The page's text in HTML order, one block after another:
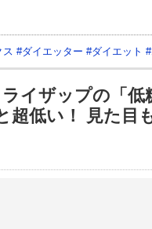
#ダイエッター #ダイエット #
ライザップの「
超低い！ 見た目